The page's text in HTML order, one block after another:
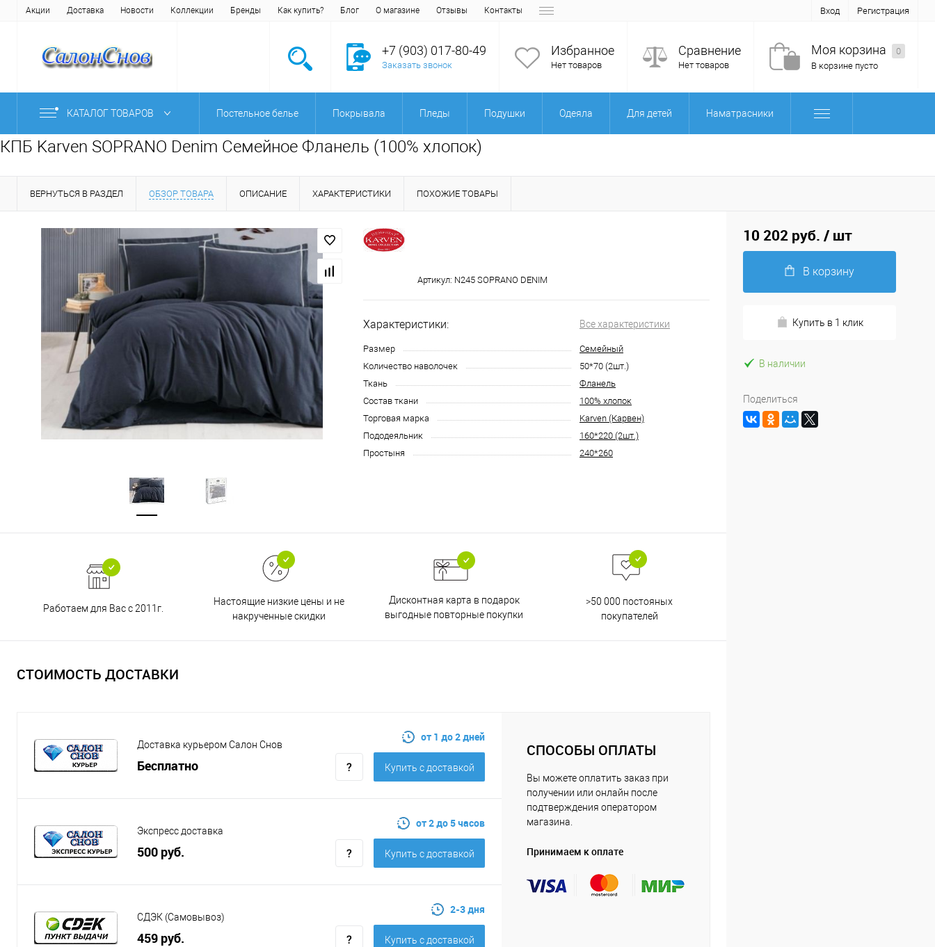
Акции Доставка Новости Коллекции Бренды Как купить? Блог О магазине Отзывы Контакты Вход Регистрация
+7 (903) 017-80-49
Заказать звонок
Избранное
Нет товаров
Сравнение
Нет товаров
Моя корзина
0
В корзине пусто
КАТАЛОГ ТОВАРОВ Постельное белье Покрывала Пледы Подушки Одеяла Для детей Наматрасники
КПБ Karven SOPRANO Denim Семейное Фланель (100% хлопок)
ВЕРНУТЬСЯ В РАЗДЕЛ ОБЗОР ТОВАРА ОПИСАНИЕ ХАРАКТЕРИСТИКИ ПОХОЖИЕ ТОВАРЫ
Артикул: N245 SOPRANO DENIM
Характеристики: Все характеристики
Размер
Семейный
Количество наволочек
50*70 (2шт.)
Ткань
Фланель
Состав ткани
100% хлопок
Торговая марка
Karven (Карвен)
Пододеяльник
160*220 (2шт.)
Простыня
240*260
Работаем для Вас с 2011г.
Настоящие низкие цены и не
накрученные скидки
Дисконтная карта в подарок
выгодные повторные покупки
>50 000 постояных
покупателей
СТОИМОСТЬ ДОСТАВКИ
Доставка курьером Салон Снов
Бесплатно
от 1 до 2 дней
Купить c доставкой
Экспресс доставка
500 руб.
от 2 до 5 часов
Купить c доставкой
СДЭК (Самовывоз)
459 руб.
2-3 дня
Купить c доставкой
СПОСОБЫ ОПЛАТЫ
Вы можете оплатить заказ при
получении или онлайн после
подтверждения оператором
магазина.
Принимаем к оплате
10 202 руб. / шт
В корзину
Купить в 1 клик
В наличии
Поделиться